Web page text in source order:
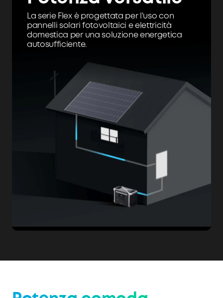
La serie Flex è progettata per l'uso con
pannelli solari fotovoltaici e elettricità
domestica per una soluzione energetica
autosufficiente.